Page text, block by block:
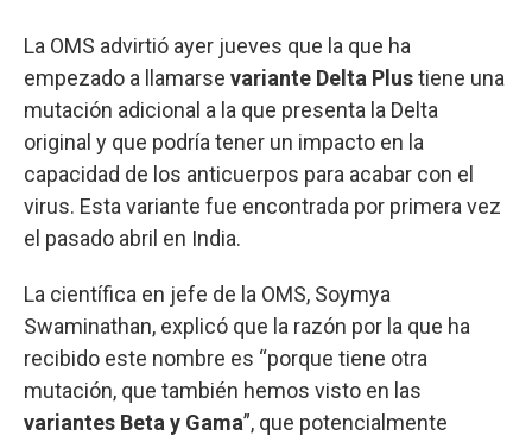
La OMS advirtió ayer jueves que la que ha
empezado a llamarse variante Delta Plustiene una
mutación adicional a la que presenta la Delta
original y que podría tener un impacto en la
capacidad de los anticuerpos para acabar con el
virus. Esta variante fue encontrada por primera vez
el pasado abril en India.
La científica en jefe de la OMS, Soymya
Swaminathan, explicó que la razón por la que ha
recibido este nombre es “porque tiene otra
mutación, que también hemos visto en las
variantes Beta y Gama”, que potencialmente